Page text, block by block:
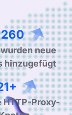
neue
hinzugefügt
HTTP-Proxy-